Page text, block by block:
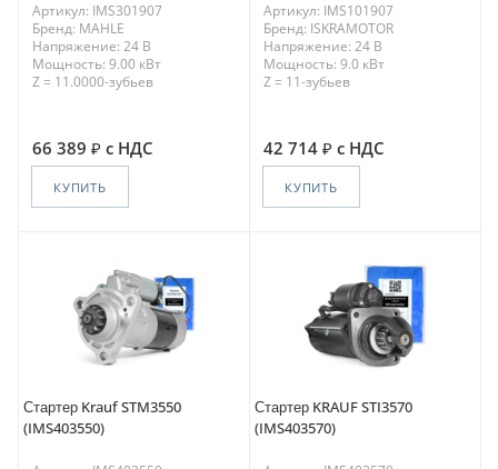
Артикул: IMS301907
Бренд: MAHLE
Напряжение: 24 В
Мощность: 9.00 кВт
Z = 11.0000-зубьев
66 389 с НДС
КУПИТЬ
Артикул: IMS101907
Бренд: ISKRAMOTOR
Напряжение: 24 В
Мощность: 9.0 кВт
Z = 11-зубьев
42 714 с НДС
КУПИТЬ
Стартер Krauf STM3550
(IMS403550)
Стартер KRAUF STI3570
(IMS403570)